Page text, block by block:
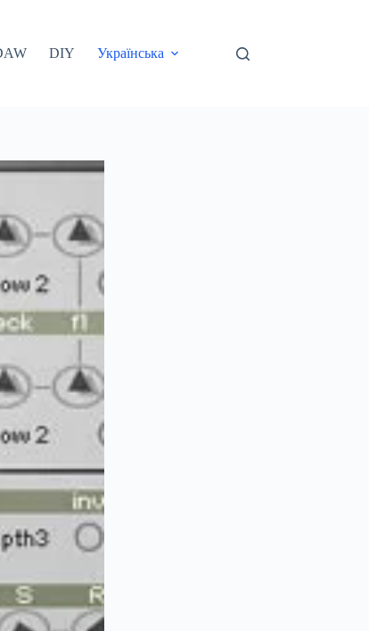
DIY Українська